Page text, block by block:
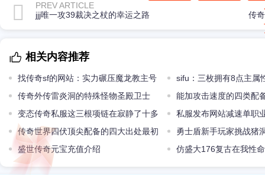
PREV ARTICLE
jjj唯一攻39裁决之杖的幸运之路
相关内容推荐
找传奇sf的网站：实力碾压魔龙教主号
称传奇最强BOSS火龙
sifu：三枚拥有8点主属
的最强战士的最差
传奇外传雷炎洞的特殊怪物圣殿卫士
能加攻击速度的四类配
攻击速度+3
变态传奇私服这三根项链在寂静了十多
年后又火爆了一段时间
私服发布网站减速单职
戏中不时的深化中
传奇世界四伏顶尖配备的四大出处最初
一个有点过火了
勇士盾新手玩家挑战猪
手
盛世传奇元宝充值介绍
仿盛大176复古在我性
消逝